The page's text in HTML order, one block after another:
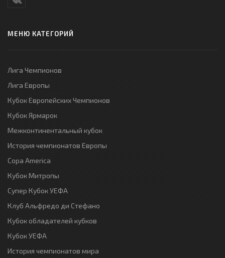
МЕНЮ КАТЕГОРИЙ
Лига Чемпионов
Лига Европы
Кубок Европейских Чемпионов
Кубок Ярмарок
Межконтинентальный кубок
История чемпионатов Европы
Copa America
Кубок Митропы
Супер Кубок УЕФА
Клуб Альфредо ди Стефано
Кубок обладателей кубков
Кубок УЕФА
История чемпионатов мира